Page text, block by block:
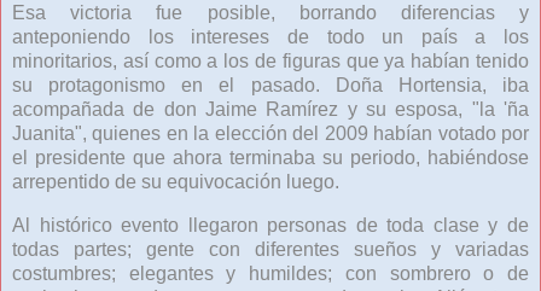
Esa victoria fue posible, borrando diferencias y
anteponiendo los intereses de todo un país a los
minoritarios, así como a los de figuras que ya habían tenido
su protagonismo en el pasado. Doña Hortensia, iba
acompañada de don Jaime Ramírez y su esposa, "la 'ña
Juanita", quienes en la elección del 2009 habían votado por
el presidente que ahora terminaba su periodo, habiéndose
arrepentido de su equivocación luego.
Al histórico evento llegaron personas de toda clase y de
todas partes; gente con diferentes sueños y variadas
costumbres; elegantes y humildes; con sombrero o de